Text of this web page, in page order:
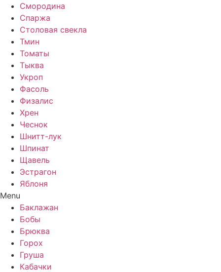
Смородина
Спаржа
Столовая свекла
Тмин
Томаты
Тыква
Укроп
Фасоль
Физалис
Хрен
Чеснок
Шнитт-лук
Шпинат
Щавель
Эстрагон
Яблоня
Menu
Баклажан
Бобы
Брюква
Горох
Груша
Кабачки